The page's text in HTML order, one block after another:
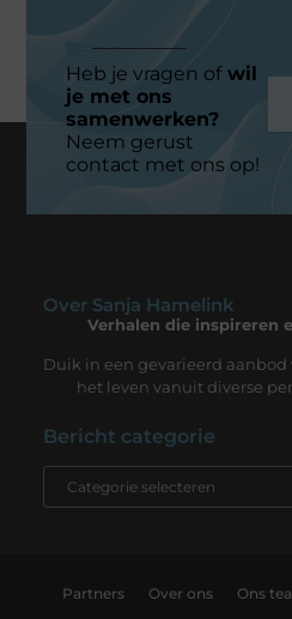
Heb je vragen ofwil
je met ons
samenwerken?
Neem gerust
contact met ons op!
Over Sanja Hamelink
Verhalen die inspireren
Duik in een gevarieerd
het leven vanuit diverse
Bericht categorie
Partners Over ons Ons